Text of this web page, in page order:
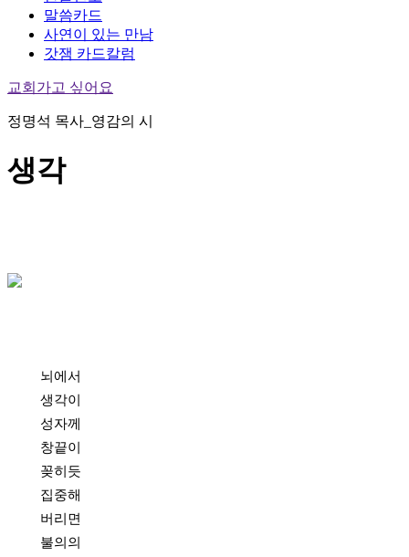
말씀카드
사연이 있는 만남
갓잼 카드칼럼
교회가고 싶어요
정명석 목사_영감의 시
생각
뇌에서
생각이
성자께
창끝이
꽂히듯
집중해
버리면
불의의